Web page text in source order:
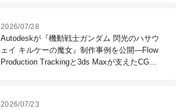
2026/07/28
Autodeskが『機動戦士ガンダム 閃光のハサウ
ェイ キルケーの魔女』制作事例を公開―Flow
Production Trackingと3ds Maxが支えたCG制
2026/07/23